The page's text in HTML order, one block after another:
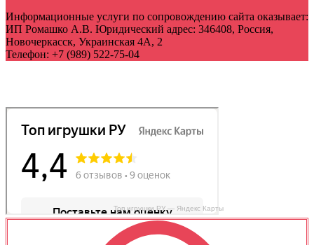
Информационные услуги по сопровождению сайта оказывает:
ИП Ромашко А.В. Юридический адрес: 346408, Россия,
Новочеркасск, Украинская 4А, 2
Телефон: +7 (989) 522-75-04
Топ игрушки РУ — Яндекс Карты